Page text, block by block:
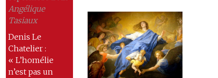
Angélique
Tasiaux
Denis Le
Chatelier :
« L’homélie
n’est pas un